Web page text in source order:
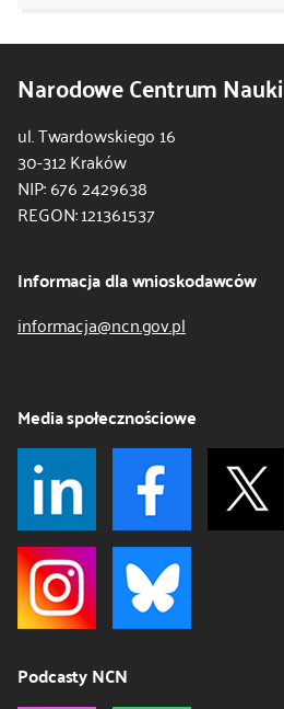
Narodowe Centrum Nauki
ul. Twardowskiego 16
30-312 Kraków
NIP: 676 2429638
REGON: 121361537
Informacja dla wnioskodawców
informacja@ncn.gov.pl
Media społecznościowe
Podcasty NCN